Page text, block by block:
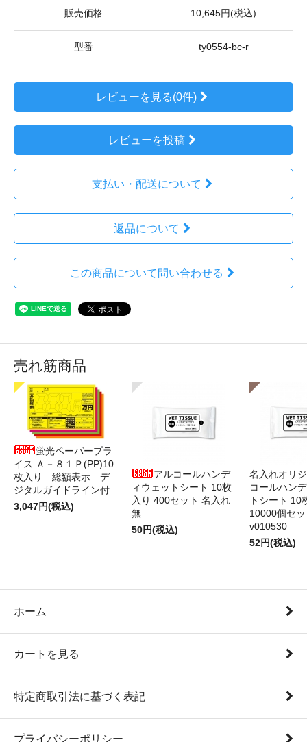
販売価格 10,645円(税込)
型番 ty0554-bc-r
レビューを見る(0件)
レビューを投稿
支払い・配送について
返品について
この商品について問い合わせる
売れ筋商品
蛍光ペーパープラ
イス Ａ－８１Ｐ(PP)10
枚入り 総額表示 デ
ジタルガイドライン付
3,047円(税込)
アルコールハンデ
ィウェットシート 10枚
入り 400セット 名入れ
無
50円(税込)
名入れオリ
コールハン
トシート 10
10000個セ
v010530
52円(税込)
ホーム
カートを見る
特定商取引法に基づく表記
プライバシーポリシー